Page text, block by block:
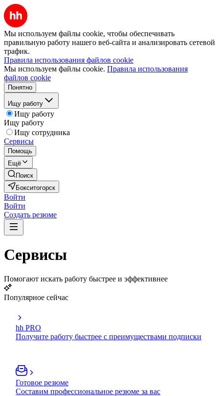
Мы используем файлы cookie, чтобы обеспечивать
правильную работу нашего веб-сайта и анализировать сетевой
трафик.
Правила использования файлов cookie
Мы используем файлы cookie. Правила использования
файлов cookie
Понятно
Ищу работу
Ищу работу
Ищу работу
Ищу сотрудника
Сервисы
Помощь
Ещё
Поиск
Бокситогорск
Войти
Войти
Создать резюме
Сервисы
Помогают искать работу быстрее и эффективнее
Популярное сейчас
hh PRO
Получите работу быстрее с преимуществами подписки
Готовое резюме
Составим профессиональное резюме за вас